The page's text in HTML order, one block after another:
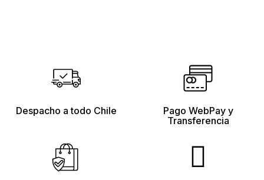
Despacho a todo Chile
Pago WebPay y
Transferencia